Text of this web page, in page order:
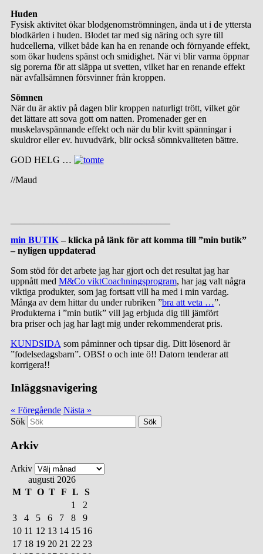
Huden
Fysisk aktivitet ökar blodgenomströmningen, ända ut i de yttersta
blodkärlen i huden. Blodet tar med sig näring och syre till
hudcellerna, vilket både kan ha en renande och förnyande effekt,
som ökar hudens spänst och smidighet. När vi blir varma öppnar
sig porerna för att släppa ut svetten, vilket har en renande effekt
när avfallsämnen försvinner från kroppen.
Sömnen
När du är aktiv på dagen blir kroppen naturligt trött, vilket gör
det lättare att sova gott om natten. Promenader ger en
muskelavspännande effekt och när du blir kvitt spänningar i
skuldror eller ev. huvudvärk, blir också sömnkvaliteten bättre.
GOD HELG …
//Maud
min BUTIK– klicka på länk för att komma till ”min butik”
– nyligen uppdaterad
Som stöd för det arbete jag har gjort och det resultat jag har
uppnått med M&Co viktCoachningsprogram, har jag valt några
viktiga produkter, som jag fortsatt vill ha med i min vardag.
Många av dem hittar du under rubriken ”bra att veta …”.
Produkterna i ”min butik” vill jag erbjuda dig till jämfört
bra priser och jag har lagt mig under rekommenderat pris.
KUNDSIDA som påminner och tipsar dig. Ditt lösenord är
”fodelsedagsbarn”. OBS! o och inte ö!! Datorn tenderar att
korrigera!!
Inläggsnavigering
« Föregående Nästa »
Sök
Arkiv
Arkiv
augusti 2026
M T O T F L
S
1
2
3
4 5 6 7 8
9
10 11 12 13 14 15 16
17 18 19 20 21 22 23